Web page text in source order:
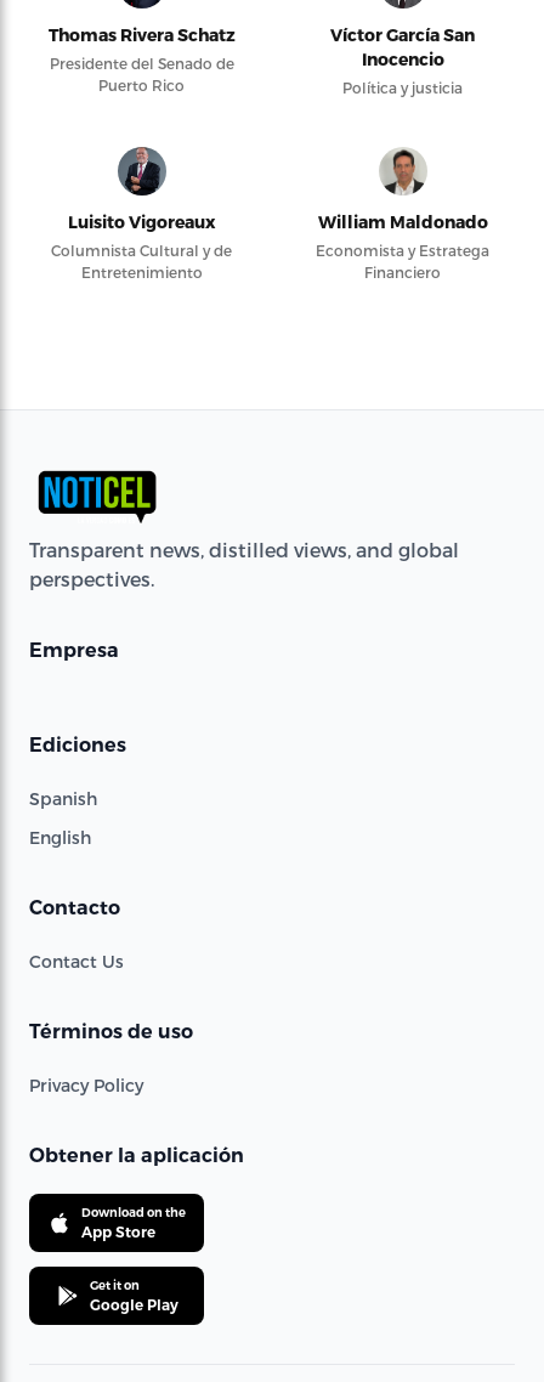
Thomas Rivera Schatz
Presidente del Senado de
Puerto Rico
Víctor García San
Inocencio
Política y justicia
Luisito Vigoreaux
Columnista Cultural y de
Entretenimiento
William Maldonado
Economista y Estratega
Financiero
Transparent news, distilled views, and global
perspectives.
Empresa
Ediciones
Spanish
English
Contacto
Contact Us
Términos de uso
Privacy Policy
Obtener la aplicación
Download on the
App Store
Get it on
Google Play